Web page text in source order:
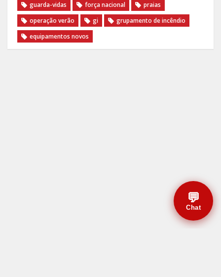
guarda-vidas
força nacional
praias
operação verão
gi
grupamento de incêndio
equipamentos novos
💬
Chat